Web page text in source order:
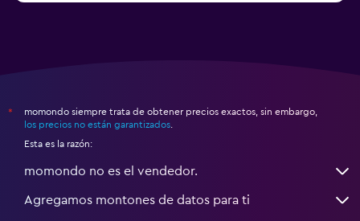
*
momondo siempre trata de obtener precios exactos, sin embargo,
los precios no están garantizados
Esta es la razón:
momondo no es el vendedor.
Agregamos montones de datos para ti